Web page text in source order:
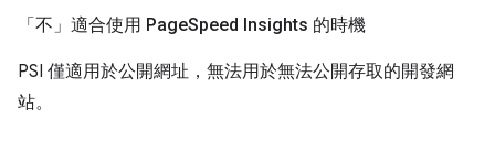
「不」 適合使用 PageSpeed Insights 的時機
PSI 僅適用於公開網址，無法用於無法公開存取的開發網
站。